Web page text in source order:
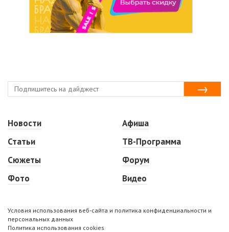
Новости
Статьи
Сюжеты
Фото
Афиша
ТВ-Программа
Форум
Видео
Условия использования веб-сайта и политика конфиденциальности и
персональных данных
Политика использования cookies